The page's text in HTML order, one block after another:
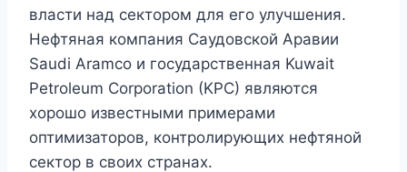
власти над сектором для его улучшения.
Нефтяная компания Саудовской Аравии
Saudi Aramco и государственная Kuwait
Petroleum Corporation (KPC) являются
хорошо известными примерами
оптимизаторов, контролирующих нефтяной
сектор в своих странах.